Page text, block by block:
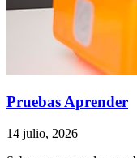
Pruebas Aprender
14 julio, 2026